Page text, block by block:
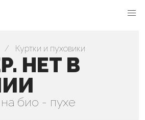
Куртки и пуховики
НЕТ В
био - пухе